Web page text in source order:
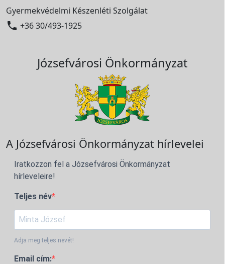
Gyermekvédelmi Készenléti Szolgálat
 +36 30/493-1925
Józsefvárosi Önkormányzat
A Józsefvárosi Önkormányzat hírlevelei
Iratkozzon fel a Józsefvárosi Önkormányzat
hírleveleire!
Teljes név
Adja meg teljes nevét!
Email cím: